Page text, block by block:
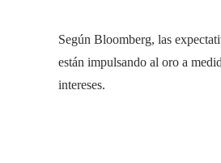
Según Bloomberg, las
están impulsando al oro a
intereses.